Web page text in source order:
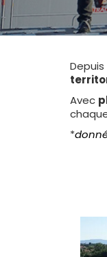
Depuis
Avec
*